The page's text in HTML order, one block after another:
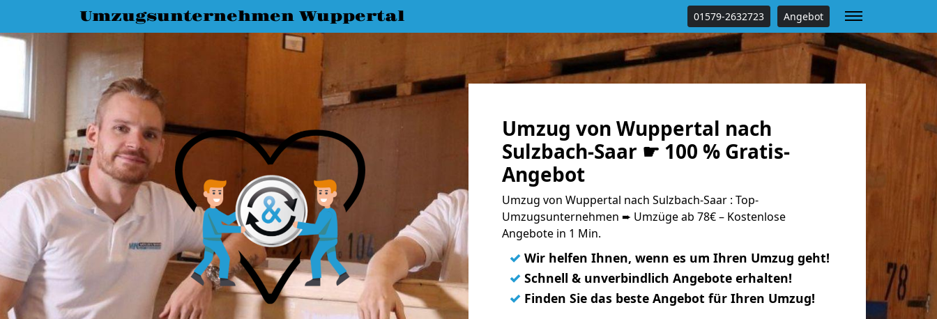
Umzugsunternehmen Wuppertal 01579-2632723 Angebot
Umzug von Wuppertal nach
Sulzbach-Saar ☛ 100 % Gratis-
Angebot
Umzug von Wuppertal nach Sulzbach-Saar : Top-
Umzugsunternehmen ➨ Umzüge ab 78€ – Kostenlose
Angebote in 1 Min.
✓ Wir helfen Ihnen, wenn es um Ihren Umzug geht!
✓ Schnell & unverbindlich Angebote erhalten!
✓ Finden Sie das beste Angebot für Ihren Umzug!